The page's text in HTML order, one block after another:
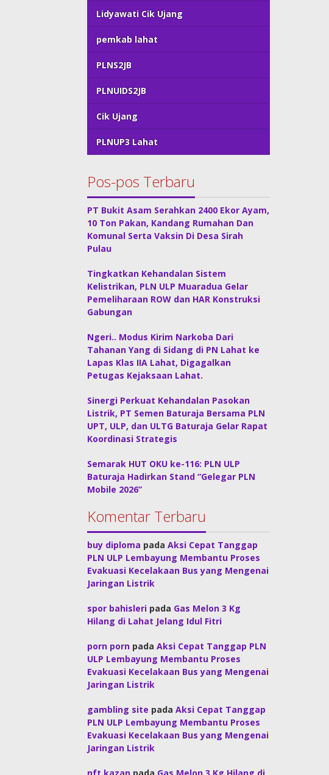
Lidyawati Cik Ujang
pemkab lahat
PLNS2JB
PLNUIDS2JB
Cik Ujang
PLNUP3 Lahat
Pos-pos Terbaru
PT Bukit Asam Serahkan 2400 Ekor Ayam,
10 Ton Pakan, Kandang Rumahan Dan
Komunal Serta Vaksin Di Desa Sirah
Pulau
Tingkatkan Kehandalan Sistem
Kelistrikan, PLN ULP Muaradua Gelar
Pemeliharaan ROW dan HAR Konstruksi
Gabungan
Ngeri.. Modus Kirim Narkoba Dari
Tahanan Yang di Sidang di PN Lahat ke
Lapas Klas IIA Lahat, Digagalkan
Petugas Kejaksaan Lahat.
Sinergi Perkuat Kehandalan Pasokan
Listrik, PT Semen Baturaja Bersama PLN
UPT, ULP, dan ULTG Baturaja Gelar Rapat
Koordinasi Strategis
Semarak HUT OKU ke-116: PLN ULP
Baturaja Hadirkan Stand “Gelegar PLN
Mobile 2026”
Komentar Terbaru
buy diploma padaAksi Cepat Tanggap
PLN ULP Lembayung Membantu Proses
Evakuasi Kecelakaan Bus yang Mengenai
Jaringan Listrik
spor bahisleri pada Gas Melon 3 Kg
Hilang di Lahat Jelang Idul Fitri
porn porn padaAksi Cepat Tanggap PLN
ULP Lembayung Membantu Proses
Evakuasi Kecelakaan Bus yang Mengenai
Jaringan Listrik
gambling site padaAksi Cepat Tanggap
PLN ULP Lembayung Membantu Proses
Evakuasi Kecelakaan Bus yang Mengenai
Jaringan Listrik